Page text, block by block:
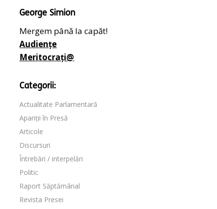
George Simion
Mergem până la capăt!
Audiențe
Meritocrați@
Categorii:
Actualitate Parlamentară
Apariții în Presă
Articole
Discursuri
Întrebări / interpelări
Politic
Raport Săptămânal
Revista Presei